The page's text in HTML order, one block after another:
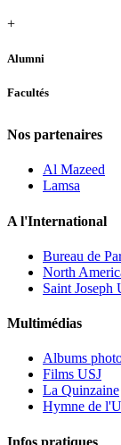
+
Alumni
Facultés
Nos partenaires
Al Mazeed
Lamsa
A l'International
Bureau de
North
Saint
Multimédias
Albums
Films USJ
La Quinzaine
Hymne de
Infos pratiques